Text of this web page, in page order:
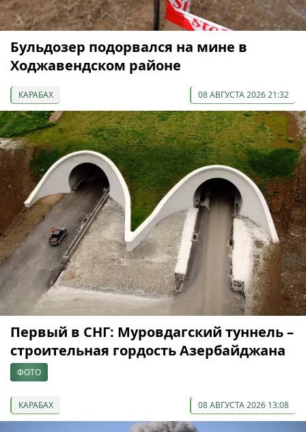
Бульдозер подорвался на мине в
Ходжавендском районе
КАРАБАХ 08 АВГУСТА 2026 21:32
Первый в СНГ: Муровдагский туннель –
строительная гордость Азербайджана
ФОТО
КАРАБАХ 08 АВГУСТА 2026 13:08